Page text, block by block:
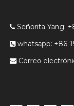
 Señorita Yang:
 whatsapp: +86-
 Correo